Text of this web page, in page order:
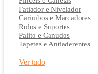
Fatiador e Nivelador
Carimbos e Marcadores
Rolos e Suportes
Palito e Canudos
Tapetes e Antiaderentes
Ver tudo